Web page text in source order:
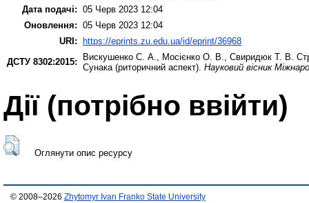
Дата подачі: 05 Черв 2023 12:04
Оновлення: 05 Черв 2023 12:04
URI:
https://eprints.zu.edu.ua/id/eprint/36968
ДСТУ 8302:2015:
Вискушенко С. А., Мосієнко О. В., Свиридюк Т. В.
Сунака (риторичний аспект). Науковий вісник
Дії ​​(потрібно ввійти)
Оглянути опис ресурсу
© 2008–2026 Zhytomyr Ivan Franko State University